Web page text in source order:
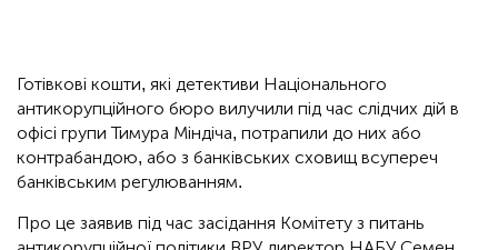
Готівкові кошти, які детективи Національного
антикорупційного бюро вилучили під час слідчих дій в
офісі групи Тимура Міндіча, потрапили до них або
контрабандою, або з банківських сховищ всупереч
банківським регулюванням.
Про це заявив під час засідання Комітету з питань